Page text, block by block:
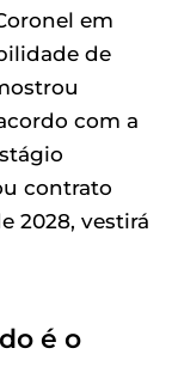
em
de
com a
contrato
2028, vestirá
é o